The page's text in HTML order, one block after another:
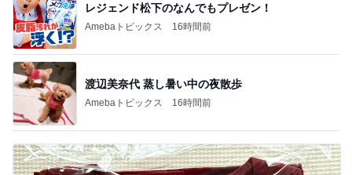
レジェンド松下のなんでもプレゼン！
Amebaトピックス 16時間前
渡辺美奈代 蒸し暑い中の夜散歩
Amebaトピックス 16時間前